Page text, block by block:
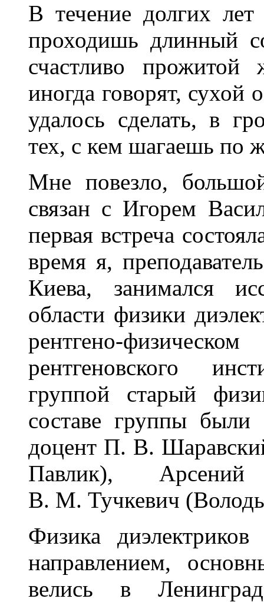
В течение долгих
проходишь длинный
счастливо
иногда говорят, сухой
удалось сделать, в
тех, с кем шагаешь по
Мне повезло,
связан с Игорем
первая встреча
время я,
Киева, занимался
области физики
рентгено-
рентгеновского
группой старый
составе группы
доцент П. В.
Павлик),
В. М. Тучкевич
Физика
направлением,
велись в